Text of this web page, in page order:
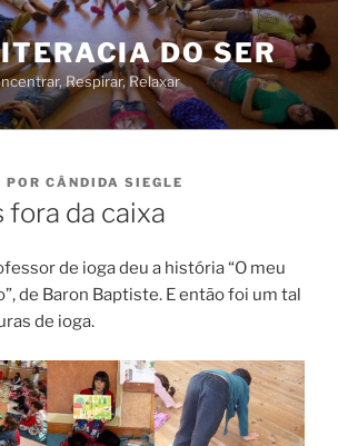
DO SER
Respirar, Relaxar
POR CÂNDIDA SIEGLE
fora da caixa
de ioga deu a história “O meu
de Baron Baptiste. E então foi um tal
de ioga.